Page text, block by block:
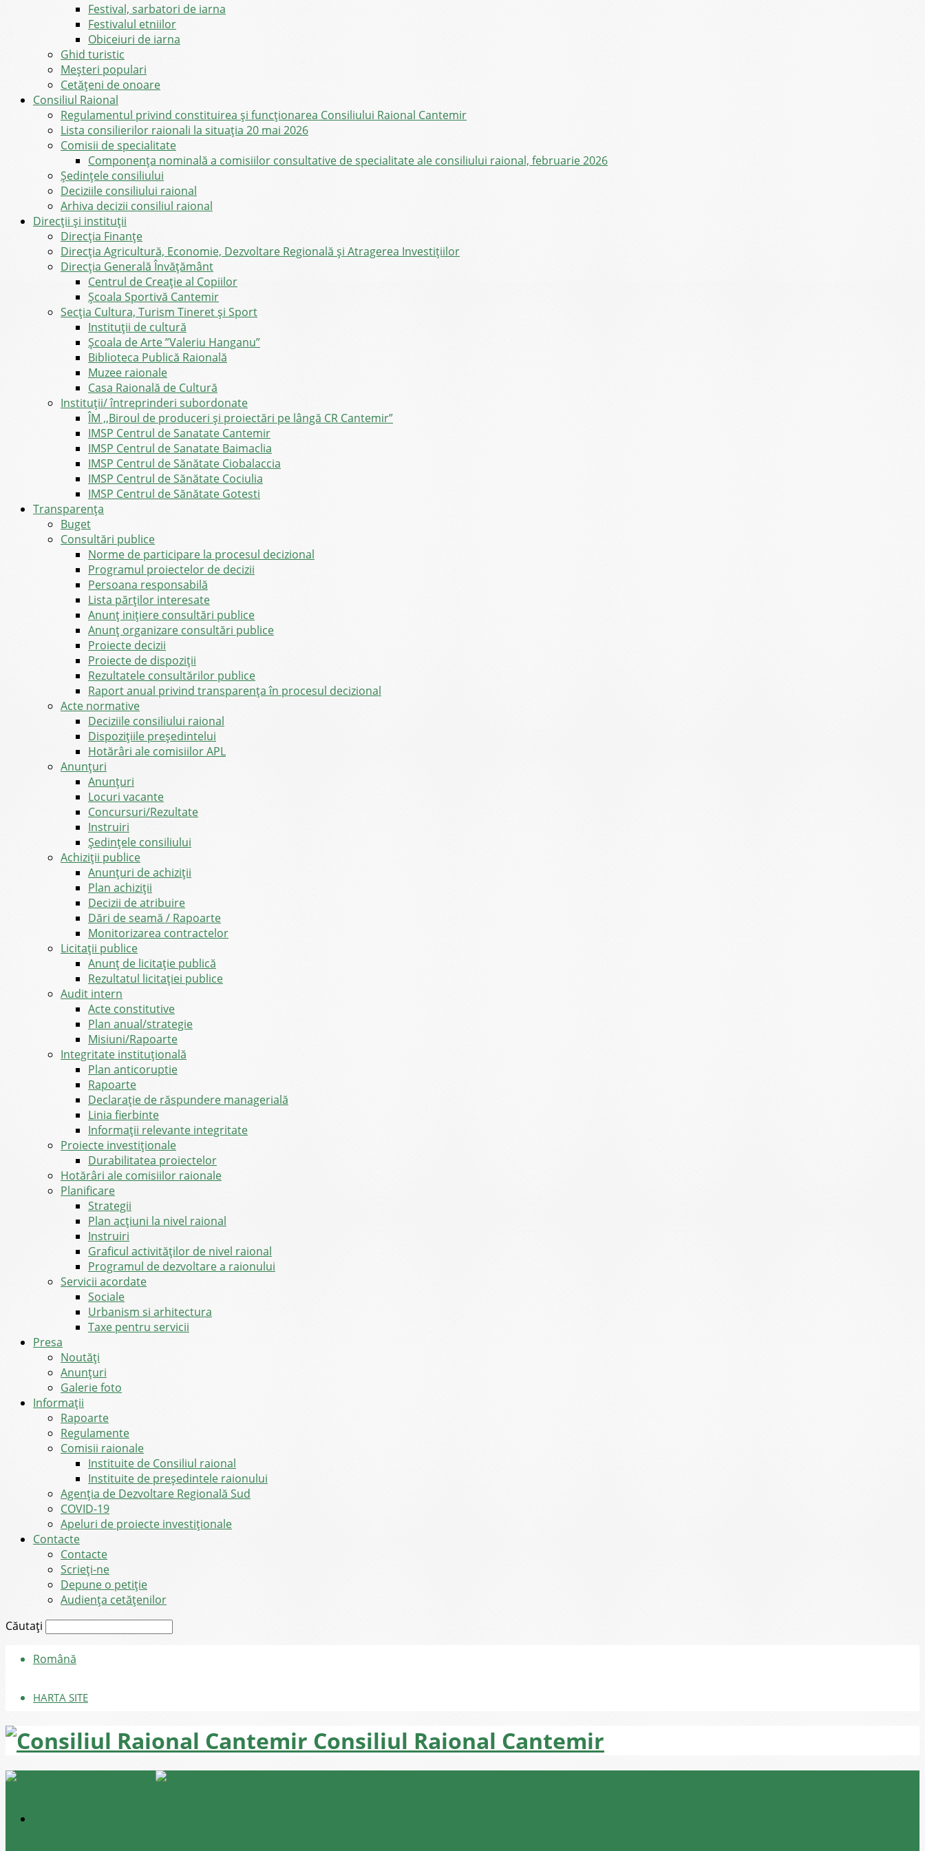
Festival, sarbatori de iarna
Festivalul etniilor
Obiceiuri de iarna
Ghid turistic
Meşteri populari
Cetățeni de onoare
Consiliul Raional
Regulamentul privind constituirea şi funcţionarea Consiliului Raional Cantemir
Lista consilierilor raionali la situația 20 mai 2026
Comisii de specialitate
Componența nominală a comisiilor consultative de specialitate ale consiliului raional, februarie 2026
Şedinţele consiliului
Deciziile consiliului raional
Arhiva decizii consiliul raional
Direcții și instituții
Direcţia Finanţe
Direcția Agricultură, Economie, Dezvoltare Regională și Atragerea Investițiilor
Direcția Generală Învățământ
Centrul de Creație al Copiilor
Școala Sportivă Cantemir
Secția Cultura, Turism Tineret și Sport
Instituții de cultură
Școala de Arte ”Valeriu Hanganu”
Biblioteca Publică Raională
Muzee raionale
Casa Raională de Cultură
Instituții/ întreprinderi subordonate
ÎM ,,Biroul de produceri și proiectări pe lângă CR Cantemir”
IMSP Centrul de Sanatate Cantemir
IMSP Centrul de Sanatate Baimaclia
IMSP Centrul de Sănătate Ciobalaccia
IMSP Centrul de Sănătate Cociulia
IMSP Centrul de Sănătate Gotesti
Transparența
Buget
Consultări publice
Norme de participare la procesul decizional
Programul proiectelor de decizii
Persoana responsabilă
Lista părților interesate
Anunț inițiere consultări publice
Anunț organizare consultări publice
Proiecte decizii
Proiecte de dispoziții
Rezultatele consultărilor publice
Raport anual privind transparenţa în procesul decizional
Acte normative
Deciziile consiliului raional
Dispozițiile președintelui
Hotărâri ale comisiilor APL
Anunţuri
Anunţuri
Locuri vacante
Concursuri/Rezultate
Instruiri
Şedinţele consiliului
Achiziții publice
Anunțuri de achiziții
Plan achiziții
Decizii de atribuire
Dări de seamă / Rapoarte
Monitorizarea contractelor
Licitații publice
Anunț de licitație publică
Rezultatul licitației publice
Audit intern
Acte constitutive
Plan anual/strategie
Misiuni/Rapoarte
Integritate instituțională
Plan anticoruptie
Rapoarte
Declarație de răspundere managerială
Linia fierbinte
Informații relevante integritate
Proiecte investiționale
Durabilitatea proiectelor
Hotărâri ale comisiilor raionale
Planificare
Strategii
Plan acțiuni la nivel raional
Instruiri
Graficul activităților de nivel raional
Programul de dezvoltare a raionului
Servicii acordate
Sociale
Urbanism si arhitectura
Taxe pentru servicii
Presa
Noutăţi
Anunţuri
Galerie foto
Informații
Rapoarte
Regulamente
Comisii raionale
Instituite de Consiliul raional
Instituite de președintele raionului
Agenția de Dezvoltare Regională Sud
COVID-19
Apeluri de proiecte investiționale
Contacte
Contacte
Scrieți-ne
Depune o petiție
Audiența cetățenilor
Căutați
Română
HARTA SITE
Consiliul Raional Cantemir